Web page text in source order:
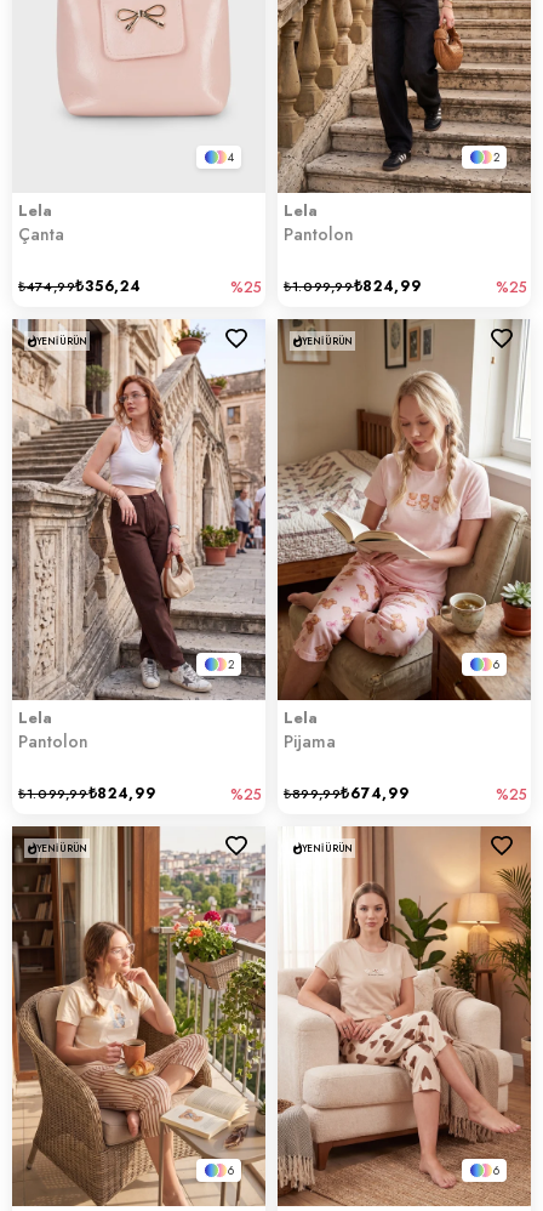
4
Lela
Çanta
₺356,24
₺474,99 %25
2
Lela
Pantolon
₺824,99
₺1.099,99 %25
2
Lela
Pantolon
₺824,99
₺1.099,99 %25
YENI ÜRÜN
6
Lela
Pijama
₺674,99
₺899,99 %25
YENI ÜRÜN
6
YENI ÜRÜN
6
YENI ÜRÜN